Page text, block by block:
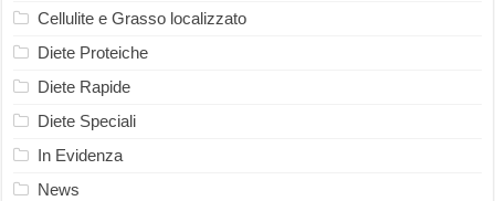
Cellulite e Grasso localizzato
Diete Proteiche
Diete Rapide
Diete Speciali
In Evidenza
News